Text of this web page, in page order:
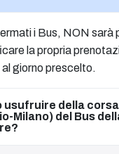
i Bus, NON sarà
la propria
giorno prescelto.
usufruire della
Milano) del Bus